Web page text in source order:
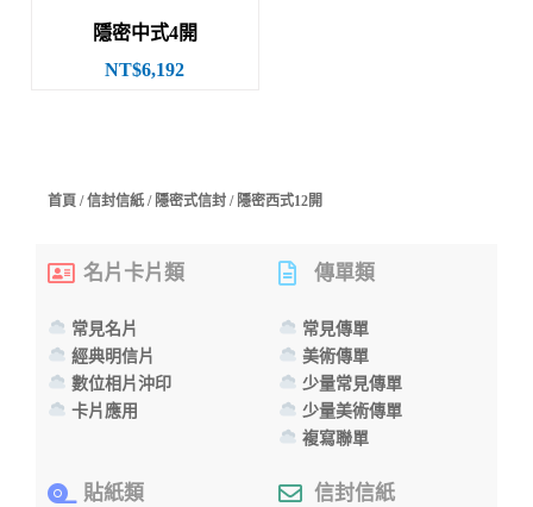
隱密中式4開
NT$6,192
首頁 /信封信紙/ 隱密式信封/ 隱密西式12開
名片卡片類
常見名片
經典明信片
數位相片沖印
卡片應用
傳單類
常見傳單
美術傳單
少量常見傳單
少量美術傳單
複寫聯單
貼紙類 信封信紙